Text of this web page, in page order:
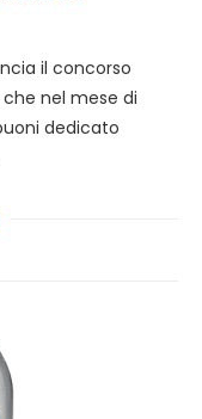
il concorso
che nel mese di
dedicato